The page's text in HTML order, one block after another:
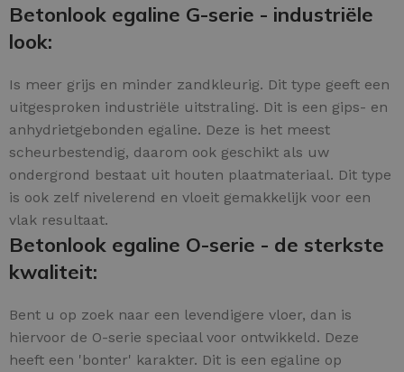
Betonlook egaline G-serie - industriële
look:
Is meer grijs en minder zandkleurig. Dit type geeft een
uitgesproken industriële uitstraling. Dit is een gips- en
anhydrietgebonden egaline. Deze is het meest
scheurbestendig, daarom ook geschikt als uw
ondergrond bestaat uit houten plaatmateriaal. Dit type
is ook zelf nivelerend en vloeit gemakkelijk voor een
vlak resultaat.
Betonlook egaline O-serie - de sterkste
kwaliteit:
Bent u op zoek naar een levendigere vloer, dan is
hiervoor de O-serie speciaal voor ontwikkeld. Deze
heeft een 'bonter' karakter. Dit is een egaline op